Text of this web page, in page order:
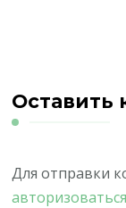
Оставить
Для отправки